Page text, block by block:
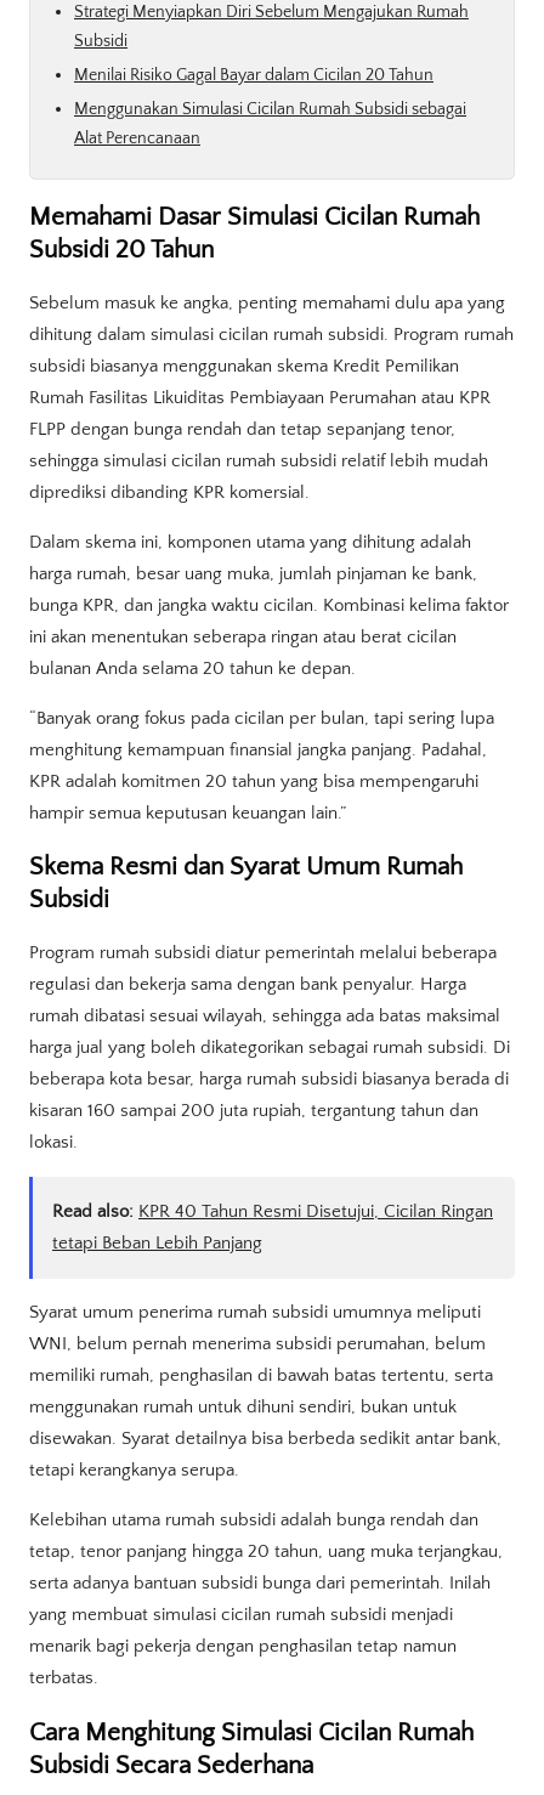
Strategi Menyiapkan Diri Sebelum Mengajukan Rumah
Subsidi
Menilai Risiko Gagal Bayar dalam Cicilan 20 Tahun
Menggunakan Simulasi Cicilan Rumah Subsidi sebagai
Alat Perencanaan
Memahami Dasar Simulasi Cicilan Rumah
Subsidi 20 Tahun
Sebelum masuk ke angka, penting memahami dulu apa yang
dihitung dalam simulasi cicilan rumah subsidi. Program rumah
subsidi biasanya menggunakan skema Kredit Pemilikan
Rumah Fasilitas Likuiditas Pembiayaan Perumahan atau KPR
FLPP dengan bunga rendah dan tetap sepanjang tenor,
sehingga simulasi cicilan rumah subsidi relatif lebih mudah
diprediksi dibanding KPR komersial.
Dalam skema ini, komponen utama yang dihitung adalah
harga rumah, besar uang muka, jumlah pinjaman ke bank,
bunga KPR, dan jangka waktu cicilan. Kombinasi kelima faktor
ini akan menentukan seberapa ringan atau berat cicilan
bulanan Anda selama 20 tahun ke depan.
“Banyak orang fokus pada cicilan per bulan, tapi sering lupa
menghitung kemampuan finansial jangka panjang. Padahal,
KPR adalah komitmen 20 tahun yang bisa mempengaruhi
hampir semua keputusan keuangan lain.”
Skema Resmi dan Syarat Umum Rumah
Subsidi
Program rumah subsidi diatur pemerintah melalui beberapa
regulasi dan bekerja sama dengan bank penyalur. Harga
rumah dibatasi sesuai wilayah, sehingga ada batas maksimal
harga jual yang boleh dikategorikan sebagai rumah subsidi. Di
beberapa kota besar, harga rumah subsidi biasanya berada di
kisaran 160 sampai 200 juta rupiah, tergantung tahun dan
lokasi.
Read also: KPR 40 Tahun Resmi Disetujui, Cicilan Ringan
tetapi Beban Lebih Panjang
Syarat umum penerima rumah subsidi umumnya meliputi
WNI, belum pernah menerima subsidi perumahan, belum
memiliki rumah, penghasilan di bawah batas tertentu, serta
menggunakan rumah untuk dihuni sendiri, bukan untuk
disewakan. Syarat detailnya bisa berbeda sedikit antar bank,
tetapi kerangkanya serupa.
Kelebihan utama rumah subsidi adalah bunga rendah dan
tetap, tenor panjang hingga 20 tahun, uang muka terjangkau,
serta adanya bantuan subsidi bunga dari pemerintah. Inilah
yang membuat simulasi cicilan rumah subsidi menjadi
menarik bagi pekerja dengan penghasilan tetap namun
terbatas.
Cara Menghitung Simulasi Cicilan Rumah
Subsidi Secara Sederhana